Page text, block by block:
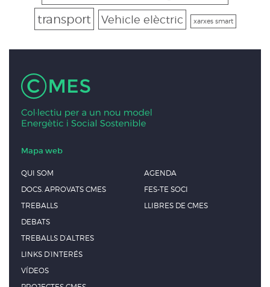
transport Vehicle elèctric xarxes smart
Mapa web
QUI SOM
DOCS. APROVATS CMES
TREBALLS
DEBATS
TREBALLS D’ALTRES
LINKS D’INTERÉS
VÍDEOS
AGENDA
FES-TE SOCI
LLIBRES DE CMES